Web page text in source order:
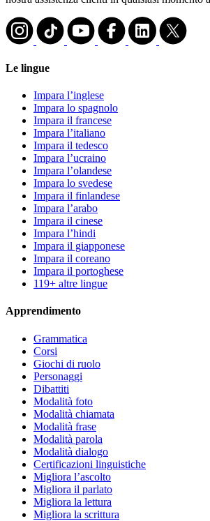
Le lingue
Impara l’inglese
Impara lo spagnolo
Impara il francese
Impara l’italiano
Impara il tedesco
Impara l’ucraino
Impara l’olandese
Impara lo svedese
Impara il finlandese
Impara l’arabo
Impara il cinese
Impara l’hindi
Impara il giapponese
Impara il coreano
Impara il portoghese
119+ altre lingue
Apprendimento
Grammatica
Corsi
Giochi di ruolo
Personaggi
Dibattiti
Modalità foto
Modalità chiamata
Modalità frase
Modalità parola
Modalità dialogo
Certificazioni linguistiche
Migliora l’ascolto
Migliora il parlato
Migliora la lettura
Migliora la scrittura